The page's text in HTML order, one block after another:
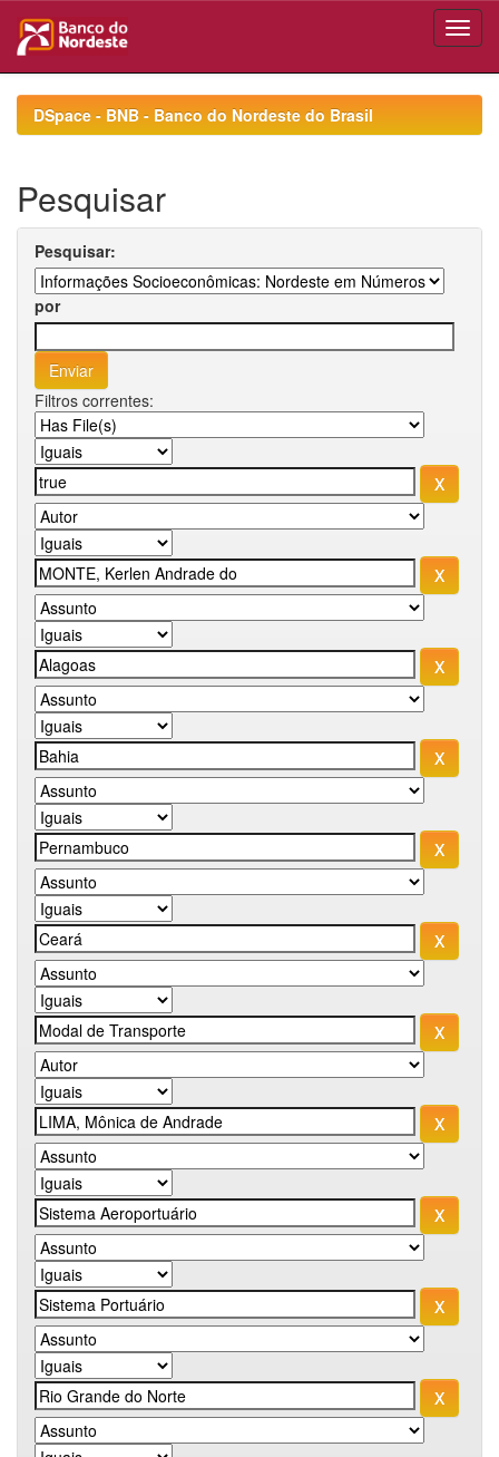
navigationDSpace - BNB - Banco do Nordeste do Brasil
Pesquisar
Pesquisar:
por
Filtros correntes: